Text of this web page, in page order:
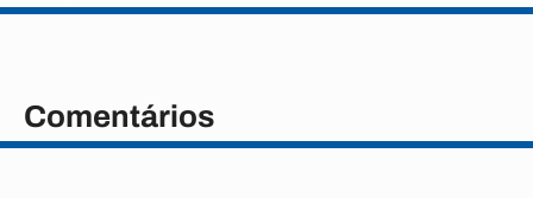
Comentários